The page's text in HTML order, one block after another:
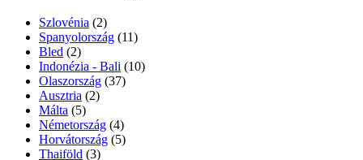
Szlovénia (2)
Spanyolország (11)
Bled (2)
Indonézia - Bali (10)
Olaszország (37)
Ausztria (2)
Málta (5)
Németország (4)
Horvátország (5)
Thaiföld (3)